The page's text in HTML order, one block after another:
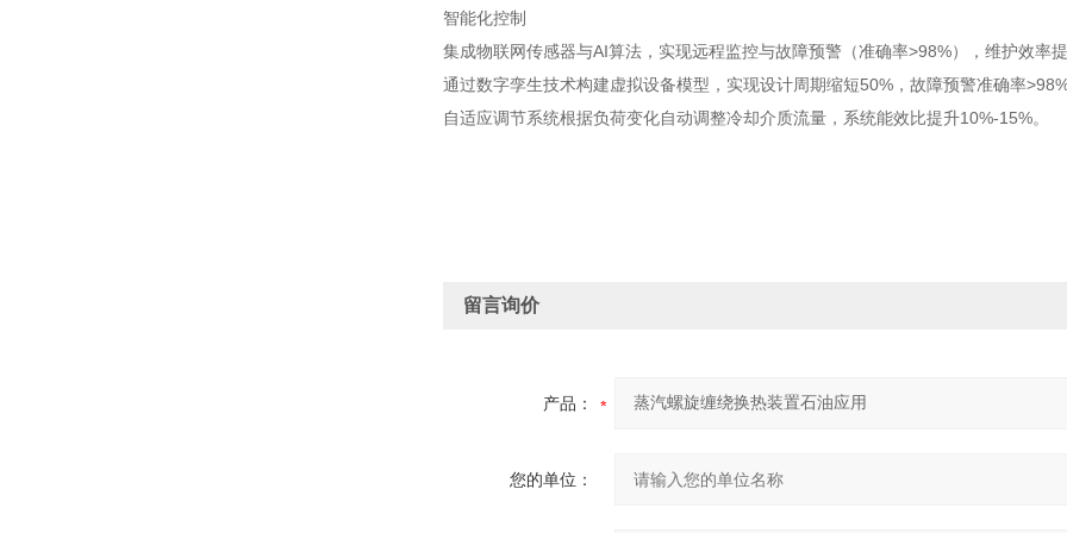
智能化控制
集成物联网传感器与AI算法，实现远程监控与故障预警（准确率>98%），维护效率提
通过数字孪生技术构建虚拟设备模型，实现设计周期缩短50%，故障预警准确率>98%
自适应调节系统根据负荷变化自动调整冷却介质流量，系统能效比提升10%-15%。
留言询价
产品：
您的单位：